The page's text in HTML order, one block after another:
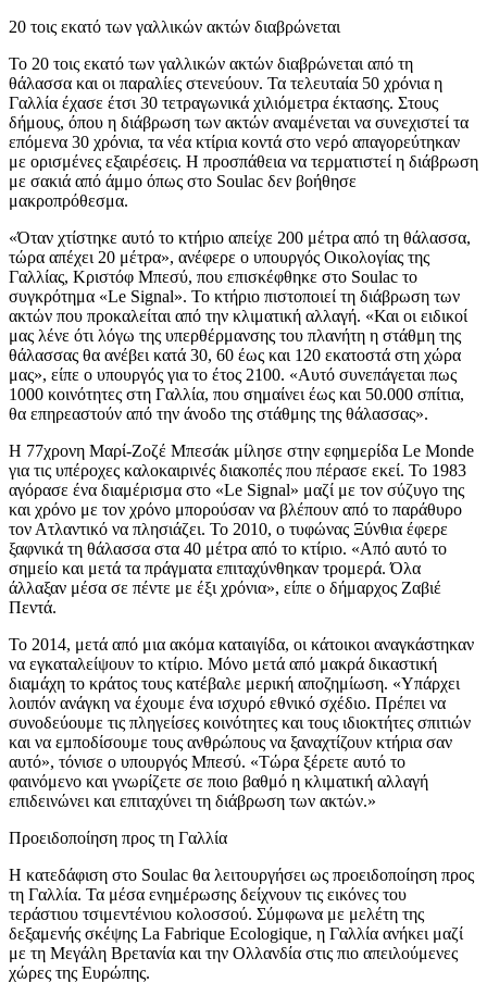
20 τοις εκατό των γαλλικών ακτών διαβρώνεται
Το 20 τοις εκατό των γαλλικών ακτών διαβρώνεται από τη
θάλασσα και οι παραλίες στενεύουν. Τα τελευταία 50 χρόνια η
Γαλλία έχασε έτσι 30 τετραγωνικά χιλιόμετρα έκτασης. Στους
δήμους, όπου η διάβρωση των ακτών αναμένεται να συνεχιστεί τα
επόμενα 30 χρόνια, τα νέα κτίρια κοντά στο νερό απαγορεύτηκαν
με ορισμένες εξαιρέσεις. Η προσπάθεια να τερματιστεί η διάβρωση
με σακιά από άμμο όπως στο Soulac δεν βοήθησε
μακροπρόθεσμα.
«Όταν χτίστηκε αυτό το κτήριο απείχε 200 μέτρα από τη θάλασσα,
τώρα απέχει 20 μέτρα», ανέφερε ο υπουργός Οικολογίας της
Γαλλίας, Κριστόφ Μπεσύ, που επισκέφθηκε στο Soulac το
συγκρότημα «Le Signal». Το κτήριο πιστοποιεί τη διάβρωση των
ακτών που προκαλείται από την κλιματική αλλαγή. «Και οι ειδικοί
μας λένε ότι λόγω της υπερθέρμανσης του πλανήτη η στάθμη της
θάλασσας θα ανέβει κατά 30, 60 έως και 120 εκατοστά στη χώρα
μας», είπε ο υπουργός για το έτος 2100. «Αυτό συνεπάγεται πως
1000 κοινότητες στη Γαλλία, που σημαίνει έως και 50.000 σπίτια,
θα επηρεαστούν από την άνοδο της στάθμης της θάλασσας».
Η 77χρονη Μαρί-Ζοζέ Μπεσάκ μίλησε στην εφημερίδα Le Monde
για τις υπέροχες καλοκαιρινές διακοπές που πέρασε εκεί. Το 1983
αγόρασε ένα διαμέρισμα στο «Le Signal» μαζί με τον σύζυγο της
και χρόνο με τον χρόνο μπορούσαν να βλέπουν από το παράθυρο
τον Ατλαντικό να πλησιάζει. Το 2010, ο τυφώνας Ξύνθια έφερε
ξαφνικά τη θάλασσα στα 40 μέτρα από το κτίριο. «Από αυτό το
σημείο και μετά τα πράγματα επιταχύνθηκαν τρομερά. Όλα
άλλαξαν μέσα σε πέντε με έξι χρόνια», είπε ο δήμαρχος Ζαβιέ
Πεντά.
Το 2014, μετά από μια ακόμα καταιγίδα, οι κάτοικοι αναγκάστηκαν
να εγκαταλείψουν το κτίριο. Μόνο μετά από μακρά δικαστική
διαμάχη το κράτος τους κατέβαλε μερική αποζημίωση. «Υπάρχει
λοιπόν ανάγκη να έχουμε ένα ισχυρό εθνικό σχέδιο. Πρέπει να
συνοδεύουμε τις πληγείσες κοινότητες και τους ιδιοκτήτες σπιτιών
και να εμποδίσουμε τους ανθρώπους να ξαναχτίζουν κτήρια σαν
αυτό», τόνισε ο υπουργός Μπεσύ. «Τώρα ξέρετε αυτό το
φαινόμενο και γνωρίζετε σε ποιο βαθμό η κλιματική αλλαγή
επιδεινώνει και επιταχύνει τη διάβρωση των ακτών.»
Προειδοποίηση προς τη Γαλλία
Η κατεδάφιση στο Soulac θα λειτουργήσει ως προειδοποίηση προς
τη Γαλλία. Τα μέσα ενημέρωσης δείχνουν τις εικόνες του
τεράστιου τσιμεντένιου κολοσσού. Σύμφωνα με μελέτη της
δεξαμενής σκέψης La Fabrique Ecologique, η Γαλλία ανήκει μαζί
με τη Μεγάλη Βρετανία και την Ολλανδία στις πιο απειλούμενες
χώρες της Ευρώπης.